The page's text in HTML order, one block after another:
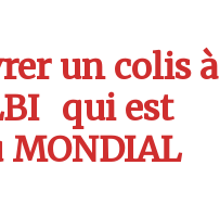
un colis à
qui est
MONDIAL